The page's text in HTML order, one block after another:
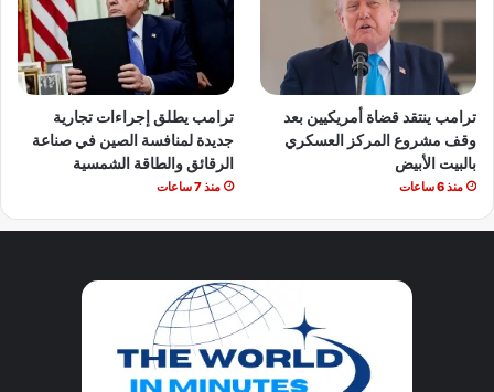
ترامب ينتقد قضاة أمريكيين بعد
وقف مشروع المركز العسكري
بالبيت الأبيض
منذ 6 ساعات
ترامب يطلق إجراءات تجارية
جديدة لمنافسة الصين في صناعة
الرقائق والطاقة الشمسية
منذ 7 ساعات